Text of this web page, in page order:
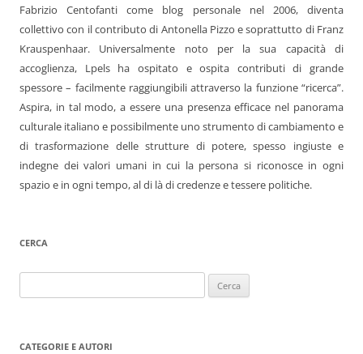
Fabrizio Centofanti come blog personale nel 2006, diventa
collettivo con il contributo di Antonella Pizzo e soprattutto di Franz
Krauspenhaar. Universalmente noto per la sua capacità di
accoglienza, Lpels ha ospitato e ospita contributi di grande
spessore – facilmente raggiungibili attraverso la funzione “ricerca”.
Aspira, in tal modo, a essere una presenza efficace nel panorama
culturale italiano e possibilmente uno strumento di cambiamento e
di trasformazione delle strutture di potere, spesso ingiuste e
indegne dei valori umani in cui la persona si riconosce in ogni
spazio e in ogni tempo, al di là di credenze e tessere politiche.
CERCA
per:
CATEGORIE E AUTORI